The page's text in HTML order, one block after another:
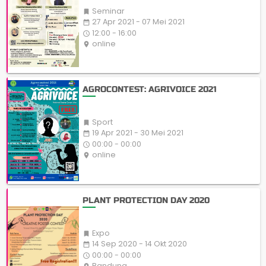
 Seminar
date_range 27 Apr 2021 - 07 Mei 2021
access_time 12:00 - 16:00
place online
AGROCONTEST: AGRIVOICE 2021
 Sport
date_range 19 Apr 2021 - 30 Mei 2021
access_time 00:00 - 00:00
place online
PLANT PROTECTION DAY 2020
 Expo
date_range 14 Sep 2020 - 14 Okt 2020
access_time 00:00 - 00:00